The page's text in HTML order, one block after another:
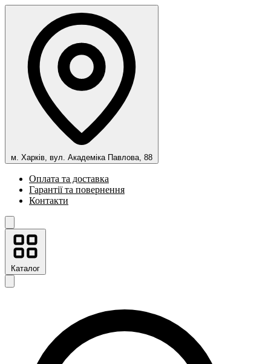
м. Харків, вул. Академіка Павлова, 88
Оплата та доставка
Гарантії та повернення
Контакти
Каталог